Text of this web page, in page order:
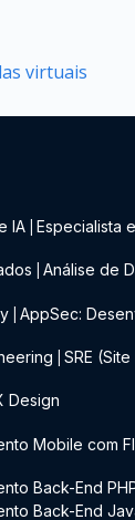
virtuais
IA Especialista
Análise de
AppSec:
SRE
Design
Mobile com
Back-End
Back-End